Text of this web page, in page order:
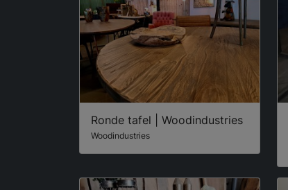
Ronde tafel | Woodindustries
Woodindustries